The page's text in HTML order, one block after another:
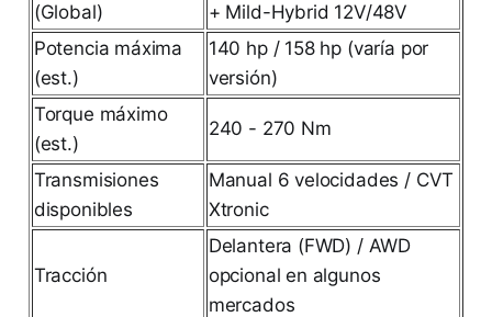
(Global)
+ Mild-Hybrid 12V/48V
Potencia máxima
(est.)
140 hp / 158 hp (varía por
versión)
Torque máximo
(est.)
240 - 270 Nm
Transmisiones
disponibles
Manual 6 velocidades / CVT
Xtronic
Tracción
Delantera (FWD) / AWD
opcional en algunos
mercados